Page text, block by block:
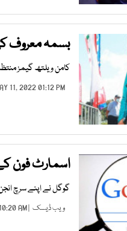
بسمہ معروف
کامن ویلتھ گیمز
11, 2022 01:12 PM |
اسمارٹ فون
گوگل نے اپنے سرچ انجن
ویب ڈیسک | JAN 25, 2021 10:20 AM |